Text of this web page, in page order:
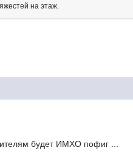
на этаж.
будет ИМХО пофиг ...